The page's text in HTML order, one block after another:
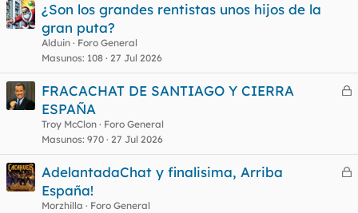
¿Son los grandes rentistas unos hijos de la
gran puta?
Alduin
Foro General
Masunos 108 27 Jul 2026
C
a
d
FRACACHAT DE SANTIAGO Y CIERRA
ESPAÑA
Troy McClon
Foro General
Masunos 970 27 Jul 2026
C
AdelantadaChat y finalisima, Arriba
España!
Morzhilla
Foro General